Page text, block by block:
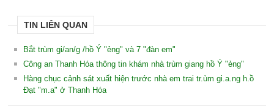
TIN LIÊN QUAN
Bắt trùm gi/an/g /hồ Ý "ẻng" và 7 "đàn em"
Công an Thanh Hóa thông tin khám nhà trùm giang hồ Ý "ẻng"
Hàng chục cảnh sát xuất hiện trước nhà em trai tr.ùm gi.a.ng h.ồ
Đạt "m.a" ở Thanh Hóa